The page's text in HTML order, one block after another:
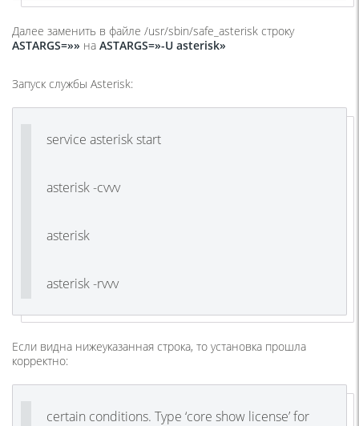
Далее заменить в файле /usr/sbin/safe_asterisk строку
ASTARGS=»» на ASTARGS=»-U asterisk»
Запуск службы Asterisk:
service asterisk start
asterisk -cvvv
asterisk
asterisk -rvvv
Если видна нижеуказанная строка, то установка прошла
корректно:
certain conditions. Type ‘core show license’ for